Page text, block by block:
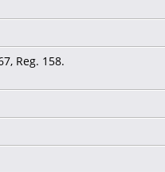
Reg. 158.